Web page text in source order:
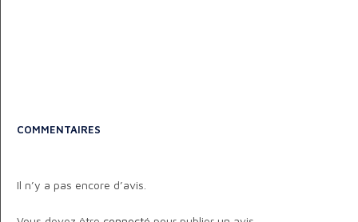
COMMENTAIRES
Il n’y a pas encore d’avis.